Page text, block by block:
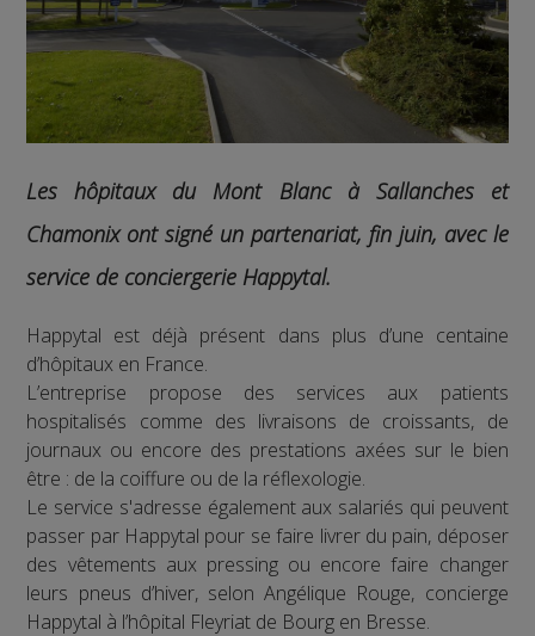
Les hôpitaux du Mont Blanc à Sallanches et
Chamonix ont signé un partenariat, fin juin, avec le
service de conciergerie Happytal.
Happytal est déjà présent dans plus d’une centaine
d’hôpitaux en France.
L’entreprise propose des services aux patients
hospitalisés comme des livraisons de croissants, de
journaux ou encore des prestations axées sur le bien
être : de la coiffure ou de la réflexologie.
Le service s'adresse également aux salariés qui peuvent
passer par Happytal pour se faire livrer du pain, déposer
des vêtements aux pressing ou encore faire changer
leurs pneus d’hiver, selon Angélique Rouge, concierge
Happytal à l’hôpital Fleyriat de Bourg en Bresse.